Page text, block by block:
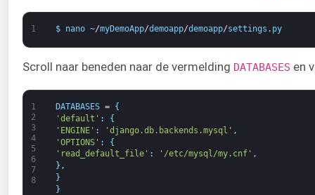
1 $ nano ~/myDemoApp/demoapp/demoapp/settings . py
Scroll naar beneden naar de vermelding DATABASES en
1
2
3
4
5
6
7
8
DATABASES =
{
'default' :
{
'ENGINE' : 'django.db.backends.mysql' ,
'OPTIONS' :
{
'read_default_file' : '/etc/mysql/my.cnf' ,
} ,
}
}